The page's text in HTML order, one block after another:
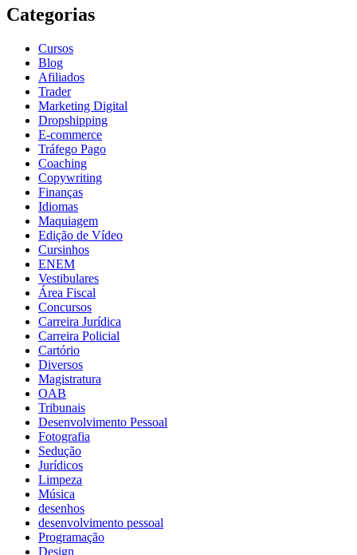
Categorias
Cursos
Blog
Afiliados
Trader
Marketing Digital
Dropshipping
E-commerce
Tráfego Pago
Coaching
Copywriting
Finanças
Idiomas
Maquiagem
Edição de Vídeo
Cursinhos
ENEM
Vestibulares
Área Fiscal
Concursos
Carreira Jurídica
Carreira Policial
Cartório
Diversos
Magistratura
OAB
Tribunais
Desenvolvimento Pessoal
Fotografia
Sedução
Jurídicos
Limpeza
Música
desenhos
desenvolvimento pessoal
Programação
Design